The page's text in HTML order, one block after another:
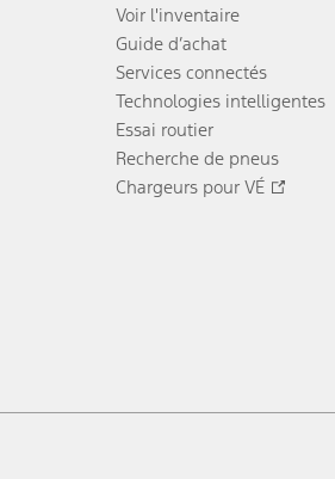
Voir l'inventaire
Guide d’achat
Services connectés
Technologies intelligentes
Essai routier
Recherche de pneus
Chargeurs pour VÉ